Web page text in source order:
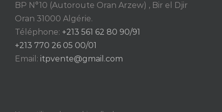
BP N°10 (Autoroute Oran Arzew) , Bir el Djir
Oran 31000 Algérie.
Téléphone: +213 561 62 80 90/91
+213 770 26 05 00/01
Email: itpvente@gmail.com